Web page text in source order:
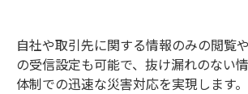
自社や取引先に関する情報のみの閲覧
の受信設定も可能で、抜け漏れのない
体制での迅速な災害対応を実現します。